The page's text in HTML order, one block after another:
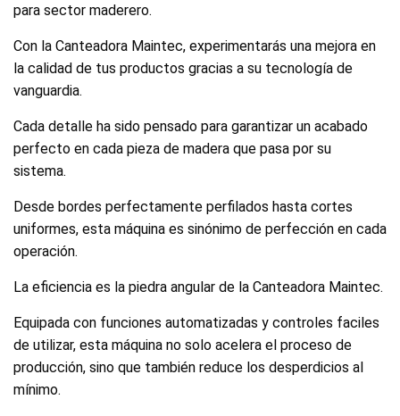
para sector maderero.
Con la Canteadora Maintec, experimentarás una mejora en
la calidad de tus productos gracias a su tecnología de
vanguardia.
Cada detalle ha sido pensado para garantizar un acabado
perfecto en cada pieza de madera que pasa por su
sistema.
Desde bordes perfectamente perfilados hasta cortes
uniformes, esta máquina es sinónimo de perfección en cada
operación.
La eficiencia es la piedra angular de la Canteadora Maintec.
Equipada con funciones automatizadas y controles faciles
de utilizar, esta máquina no solo acelera el proceso de
producción, sino que también reduce los desperdicios al
mínimo.